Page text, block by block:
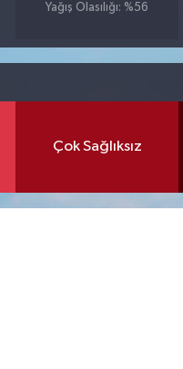
Yağış Olasılığı: %56
Çok Sağlıksız